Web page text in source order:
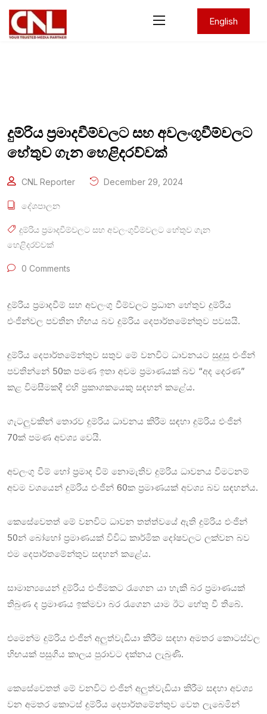
English
දුම්රිය ප්‍රමාදවීම්වලට සහ අවලංගුවීම්වලට
හේතුව ගැන හෙළිදරව්වක්
CNL Reporter December 29, 2024
දේශපාලන
දුම්රිය ප්‍රමාදවීම්වලට සහ අවලංගුවීම්වලට හේතුව ගැන
හෙළිදරව්වක්
0 Comments
දුම්රිය ප්‍රමාදවීම් සහ අවලංගු වීම්වලට ප්‍රධාන හේතුව දුම්රිය
එංජින්වල පවතින හිඟය බව දුම්රිය දෙපාර්තමේන්තුව පවසයි.
දුම්රිය දෙපාර්තමේන්තුව සතුව මේ වනවිට ධාවනයට සුදුසු එංජින්
පවතින්නේ 50ක පමණ ඉතා අවම ප්‍රමාණයක් බව “අද දෙරණ”
කළ විමසීමකදී එහි ප්‍රකාශකයෙකු සඳහන් කළේය.
ගැටලුවකින් තොරව දුම්රිය ධාවනය කිරීම සඳහා දුම්රිය එංජින්
70ක් පමණ අවශ්‍ය වෙයි.
අවලංගු වීම් හෝ ප්‍රමාද වීම් නොමැතිව දුම්රිය ධාවනය වීමටනම්
අවම වශයෙන් දුම්රිය එංජින් 60ක ප්‍රමාණයක් අවශ්‍ය බව සඳහන්ය.
කෙසේවෙතත් මේ වනවිට ධාවන තත්ත්වයේ ඇති දුම්රිය එංජින්
50න් බෝහෝ ප්‍රමාණයක් විවිධ කාර්මික දෝෂවලට ලක්වන බව
එම දෙපාර්තමේන්තුව සඳහන් කළේය.
සාමාන්‍යයෙන් දුම්රිය එංජිමකට රැගෙන යා හැකි බර ප්‍රමාණයක්
තිබුණ ද ප්‍රමාණය ඉක්මවා බර රැගෙන යාම ඊට හේතු වී තිබේ.
එමෙන්ම දුම්රිය එංජින් අලුත්වැඩියා කිරීම සඳහා අමතර කොටස්වල
හිඟයක් පසුගිය කාලය පුරාවට දක්නය ලැබුණි.
කෙසේවෙතත් මේ වනවිට එංජින් අලුත්වැඩියා කිරීම සඳහා අවශ්‍ය
වන අමතර කොටස් දුම්රිය දෙපාර්තමේන්තුව වෙත ලැබෙමින්